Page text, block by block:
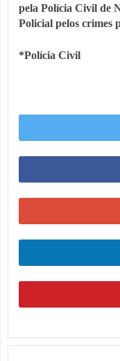
pela Polícia Civil de
Policial pelos crimes
*Polícia Civil